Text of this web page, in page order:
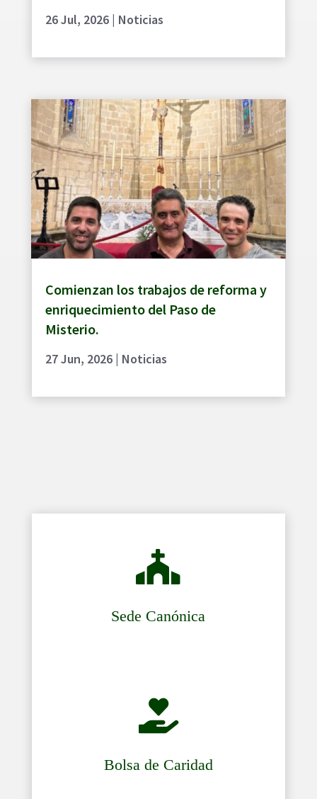
26 Jul, 2026| Noticias
Comienzan los trabajos de reforma y
enriquecimiento del Paso de
Misterio.
27 Jun, 2026| Noticias

Sede Canónica

Bolsa de Caridad